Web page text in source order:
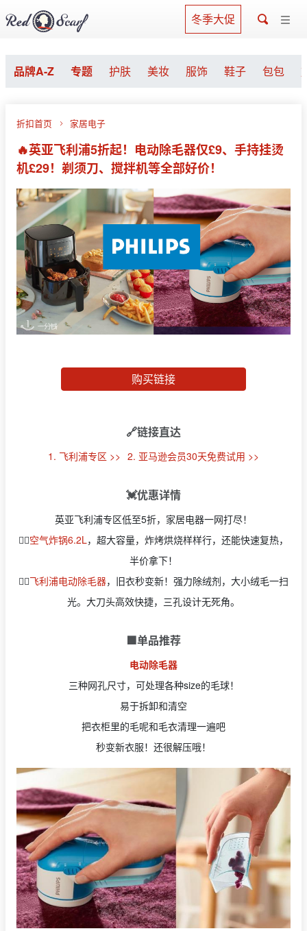
冬季大促
品牌A-Z 专题 护肤 美妆 服饰 鞋子 包包
折扣首页 家居电子
🔥英亚飞利浦5折起！电动除毛器仅£9、手持挂烫
机£29！剃须刀、搅拌机等全部好价！
购买链接
🔗链接直达
1. 飞利浦专区 >> 2. 亚马逊会员30天免费试用 >>
💓优惠详情
英亚飞利浦专区低至5折，家居电器一网打尽！
👉🏻空气炸锅6.2L，超大容量，炸烤烘烧样样行，还能快速复热，
半价拿下！
👉🏻飞利浦电动除毛器，旧衣秒变新！强力除绒剂，大小绒毛一扫
光。大刀头高效快捷，三孔设计无死角。
🟩单品推荐
电动除毛器
三种网孔尺寸，可处理各种size的毛球！
易于拆卸和清空
把衣柜里的毛呢和毛衣清理一遍吧
秒变新衣服！还很解压哦！